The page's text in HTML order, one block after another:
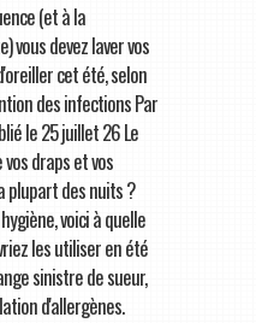
(et à la
vous devez laver vos
cet été, selon
des infections Par
le 25 juillet 26 Le
draps et vos
plupart des nuits ?
voici à quelle
les utiliser en été
sinistre de sueur,
d'allergènes.